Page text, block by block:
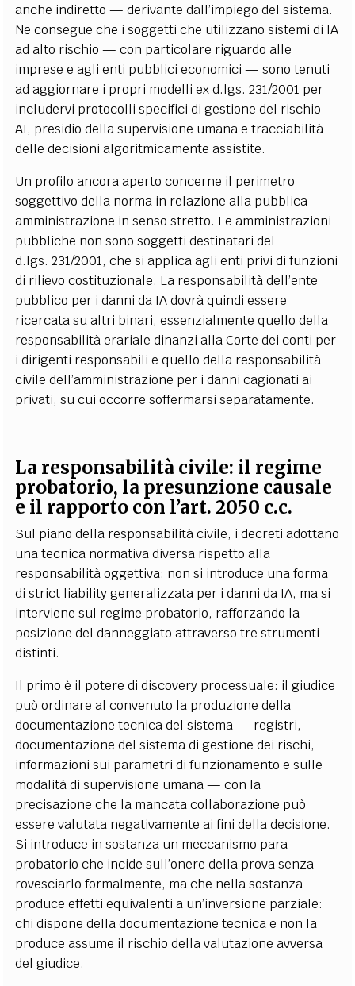
anche indiretto — derivante dall’impiego del sistema.
Ne consegue che i soggetti che utilizzano sistemi di IA
ad alto rischio — con particolare riguardo alle
imprese e agli enti pubblici economici — sono tenuti
ad aggiornare i propri modelli ex d.lgs. 231/2001 per
includervi protocolli specifici di gestione del rischio-
AI, presidio della supervisione umana e tracciabilità
delle decisioni algoritmicamente assistite.
Un profilo ancora aperto concerne il perimetro
soggettivo della norma in relazione alla pubblica
amministrazione in senso stretto. Le amministrazioni
pubbliche non sono soggetti destinatari del
d.lgs. 231/2001, che si applica agli enti privi di funzioni
di rilievo costituzionale. La responsabilità dell’ente
pubblico per i danni da IA dovrà quindi essere
ricercata su altri binari, essenzialmente quello della
responsabilità erariale dinanzi alla Corte dei conti per
i dirigenti responsabili e quello della responsabilità
civile dell’amministrazione per i danni cagionati ai
privati, su cui occorre soffermarsi separatamente.
La responsabilità civile: il regime
probatorio, la presunzione causale
e il rapporto con l’art. 2050 c.c.
Sul piano della responsabilità civile, i decreti adottano
una tecnica normativa diversa rispetto alla
responsabilità oggettiva: non si introduce una forma
di strict liability generalizzata per i danni da IA, ma si
interviene sul regime probatorio, rafforzando la
posizione del danneggiato attraverso tre strumenti
distinti.
Il primo è il potere di discovery processuale: il giudice
può ordinare al convenuto la produzione della
documentazione tecnica del sistema — registri,
documentazione del sistema di gestione dei rischi,
informazioni sui parametri di funzionamento e sulle
modalità di supervisione umana — con la
precisazione che la mancata collaborazione può
essere valutata negativamente ai fini della decisione.
Si introduce in sostanza un meccanismo para-
probatorio che incide sull’onere della prova senza
rovesciarlo formalmente, ma che nella sostanza
produce effetti equivalenti a un’inversione parziale:
chi dispone della documentazione tecnica e non la
produce assume il rischio della valutazione avversa
del giudice.